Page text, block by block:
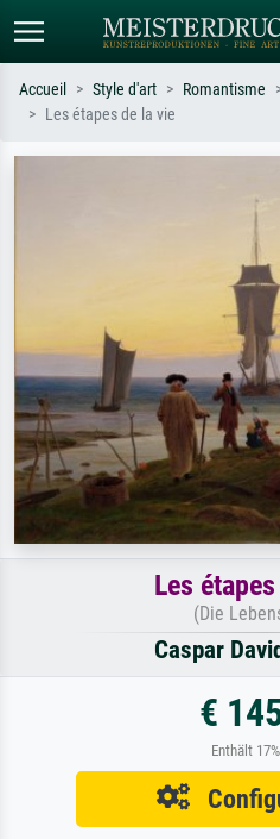
Accueil Style d'art Romantisme
Les étapes de la vie
Les
(Die
Caspar
€
Enthält